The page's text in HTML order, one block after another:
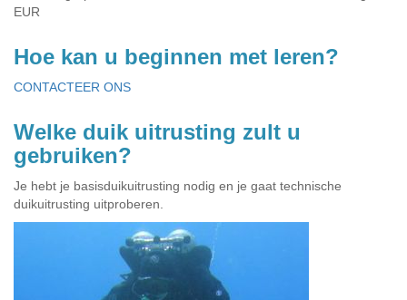
EUR
Hoe kan u beginnen met leren?
CONTACTEER ONS
Welke duik uitrusting zult u
gebruiken?
Je hebt je basisduikuitrusting nodig en je gaat technische
duikuitrusting uitproberen.